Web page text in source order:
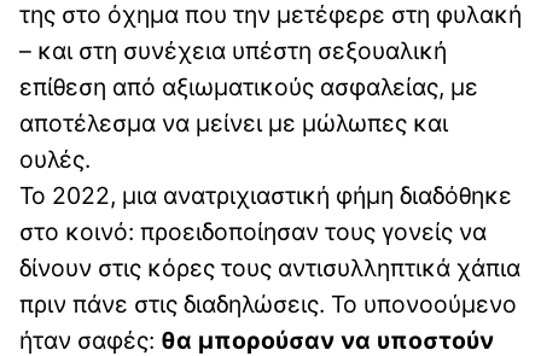
της στο όχημα που την μετέφερε στη φυλακή
– και στη συνέχεια υπέστη σεξουαλική
επίθεση από αξιωματικούς ασφαλείας, με
αποτέλεσμα να μείνει με μώλωπες και
ουλές.
Το 2022, μια ανατριχιαστική φήμη διαδόθηκε
στο κοινό: προειδοποίησαν τους γονείς να
δίνουν στις κόρες τους αντισυλληπτικά χάπια
πριν πάνε στις διαδηλώσεις. Το υπονοούμενο
ήταν σαφές: θα μπορούσαν να υποστούν